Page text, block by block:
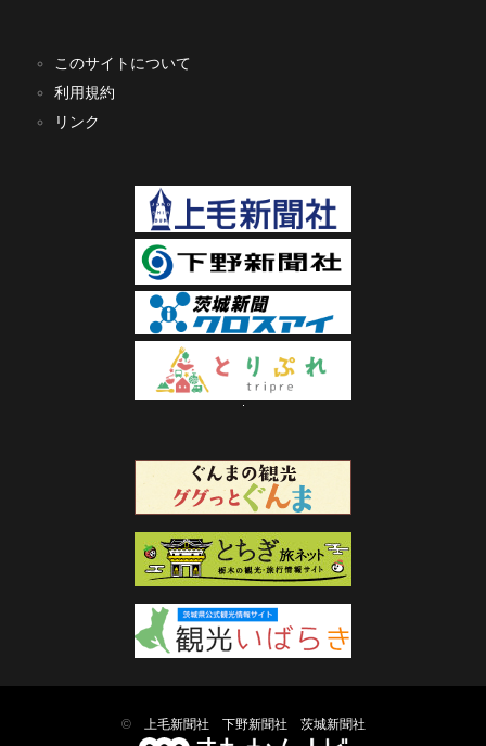
このサイトについて
利用規約
リンク
© 上毛新聞社 下野新聞社 茨城新聞社